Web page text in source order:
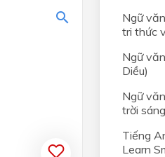
Ngữ
tri thức
Ngữ
Diều)
Ngữ
trời
Tiếng
Learn